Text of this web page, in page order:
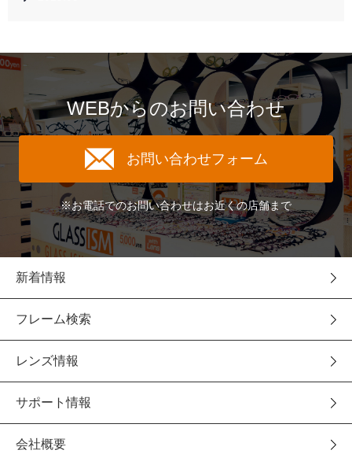
WEBからのお問い合わせ
お問い合わせフォーム
※お電話でのお問い合わせはお近くの店舗まで
新着情報
フレーム検索
レンズ情報
サポート情報
会社概要